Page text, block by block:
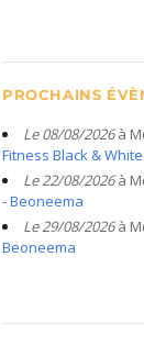
PROCHAINS
Le 08/08/2026à
Fitness Black &
Le 22/08/2026à
- Beoneema
Le 29/08/2026à
Beoneema